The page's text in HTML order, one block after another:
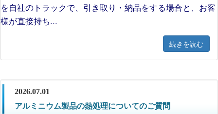
を自社のトラックで、引き取り・納品をする場合と、お客
様が直接持ち...
続きを読む
2026.07.01
アルミニウム製品の熱処理についてのご質問